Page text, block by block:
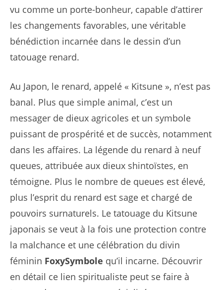
vu comme un porte-bonheur, capable d’attirer
les changements favorables, une véritable
bénédiction incarnée dans le dessin d’un
tatouage renard.
Au Japon, le renard, appelé « Kitsune », n’est pas
banal. Plus que simple animal, c’est un
messager de dieux agricoles et un symbole
puissant de prospérité et de succès, notamment
dans les affaires. La légende du renard à neuf
queues, attribuée aux dieux shintoïstes, en
témoigne. Plus le nombre de queues est élevé,
plus l’esprit du renard est sage et chargé de
pouvoirs surnaturels. Le tatouage du Kitsune
japonais se veut à la fois une protection contre
la malchance et une célébration du divin
féminin FoxySymbole qu’il incarne. Découvrir
en détail ce lien spiritualiste peut se faire à